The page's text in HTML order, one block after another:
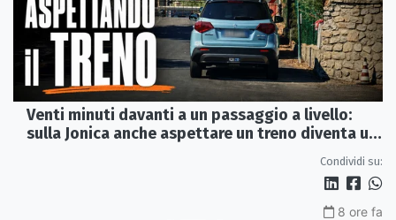
Venti minuti davanti a un passaggio a livello:
sulla Jonica anche aspettare un treno diventa un
Condividi su:
8 ore fa